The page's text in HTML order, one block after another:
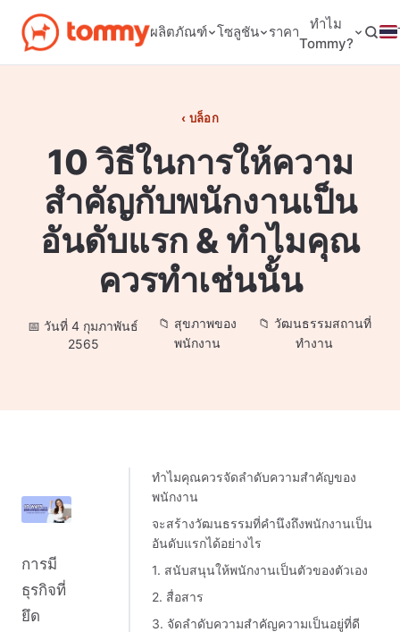
ผลิตภัณฑ์ โซลูชัน ราคา
ทำไม
Tommy?
บล็อก
10 วิธีในการให้ความ
สำคัญกับพนักงานเป็น
อันดับแรก & ทำไมคุณ
ควรทำเช่นนั้น
วันที่ 4 กุมภาพันธ์
2565
สุขภาพของ
พนักงาน
วัฒนธรรมสถานที่
ทำงาน
การมี
ธุรกิจที่
ยึด
ทำไมคุณควรจัดลำดับความสำคัญของ
พนักงาน
จะสร้างวัฒนธรรมที่คำนึงถึงพนักงานเป็น
อันดับแรกได้อย่างไร
1. สนับสนุนให้พนักงานเป็นตัวของตัวเอง
2. สื่อสาร
3. จัดลำดับความสำคัญความเป็นอยู่ที่ดี